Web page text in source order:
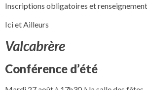
Inscriptions obligatoires et
Ici et Ailleurs
Valcabrère
Conférence d’été